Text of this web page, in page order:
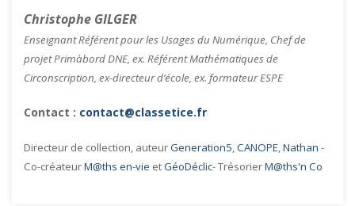
Christophe GILGER
Enseignant Référent pour les Usages du Numérique, Chef de
projet Primàbord DNE, ex. Référent Mathématiques de
Circonscription, ex-directeur d’école, ex. formateur ESPE
Contact : contact@classetice.fr
Directeur de collection, auteurGeneration5,CANOPE,Nathan -
Co-créateurM@ths en-vie etGéoDéclic- TrésorierM@ths'n Co